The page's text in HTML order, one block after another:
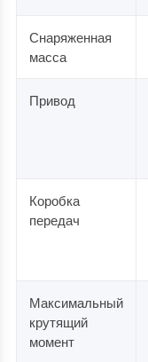
Снаряженная
масса
Привод
Коробка
передач
Максимальный
крутящий
момент